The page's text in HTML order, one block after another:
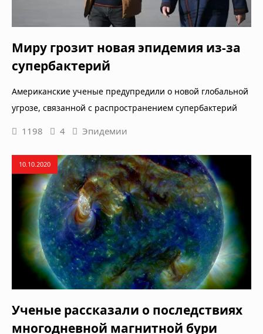
Миру грозит новая эпидемия из-за
супербактерий
Американские ученые предупредили о новой глобальной
угрозе, связанной с распространением супербактерий
1198 4 Эпидемии
10.10.2020
Ученые рассказали о последствиях
многодневной магнитной бури